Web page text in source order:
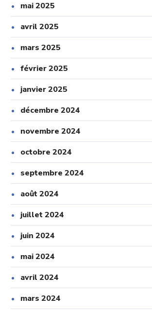
mai 2025
avril 2025
mars 2025
février 2025
janvier 2025
décembre 2024
novembre 2024
octobre 2024
septembre 2024
août 2024
juillet 2024
juin 2024
mai 2024
avril 2024
mars 2024